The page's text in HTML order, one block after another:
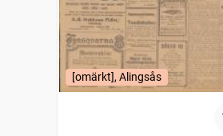
[omärkt], Alingsås